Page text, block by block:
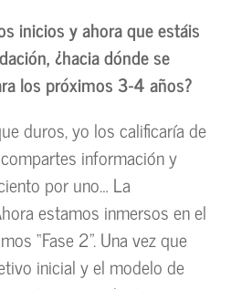
inicios y ahora que estáis
¿hacia dónde se
los próximos 3-4 años?
duros, yo los calificaría de
información y
por uno… La
estamos inmersos en el
“Fase 2”. Una vez que
inicial y el modelo de